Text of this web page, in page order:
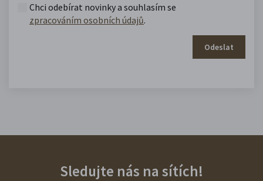
Chci odebírat novinky a souhlasím se
zpracováním osobních údajů.
Odeslat
Sledujte nás na sítích!